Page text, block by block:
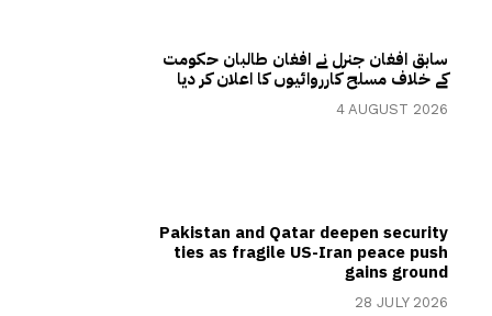
سابق افغان جنرل نے افغان طالبان حکومت
کے خلاف مسلح کارروائیوں کا اعلان کر دیا
4 AUGUST 2026
Pakistan and Qatar deepen security
ties as fragile US-Iran peace push
gains ground
28 JULY 2026